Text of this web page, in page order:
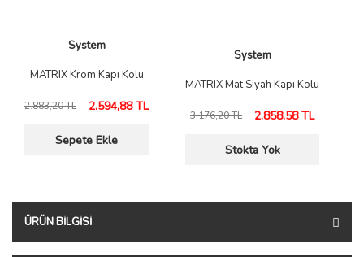
System
MATRIX Krom Kapı Kolu
2.883,20 TL 2.594,88 TL
Sepete Ekle
System
MATRIX Mat Siyah Kapı Kolu
3.176,20 TL 2.858,58 TL
Stokta Yok
ÜRÜN BILGISI